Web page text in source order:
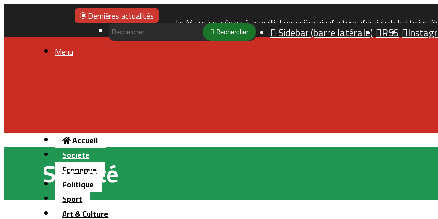
Dernières actualités
Rechercher Sidebar (barre latérale) RSS
Menu
Accueil
Société
Economie
Politique
Sport
Art & Culture
Société